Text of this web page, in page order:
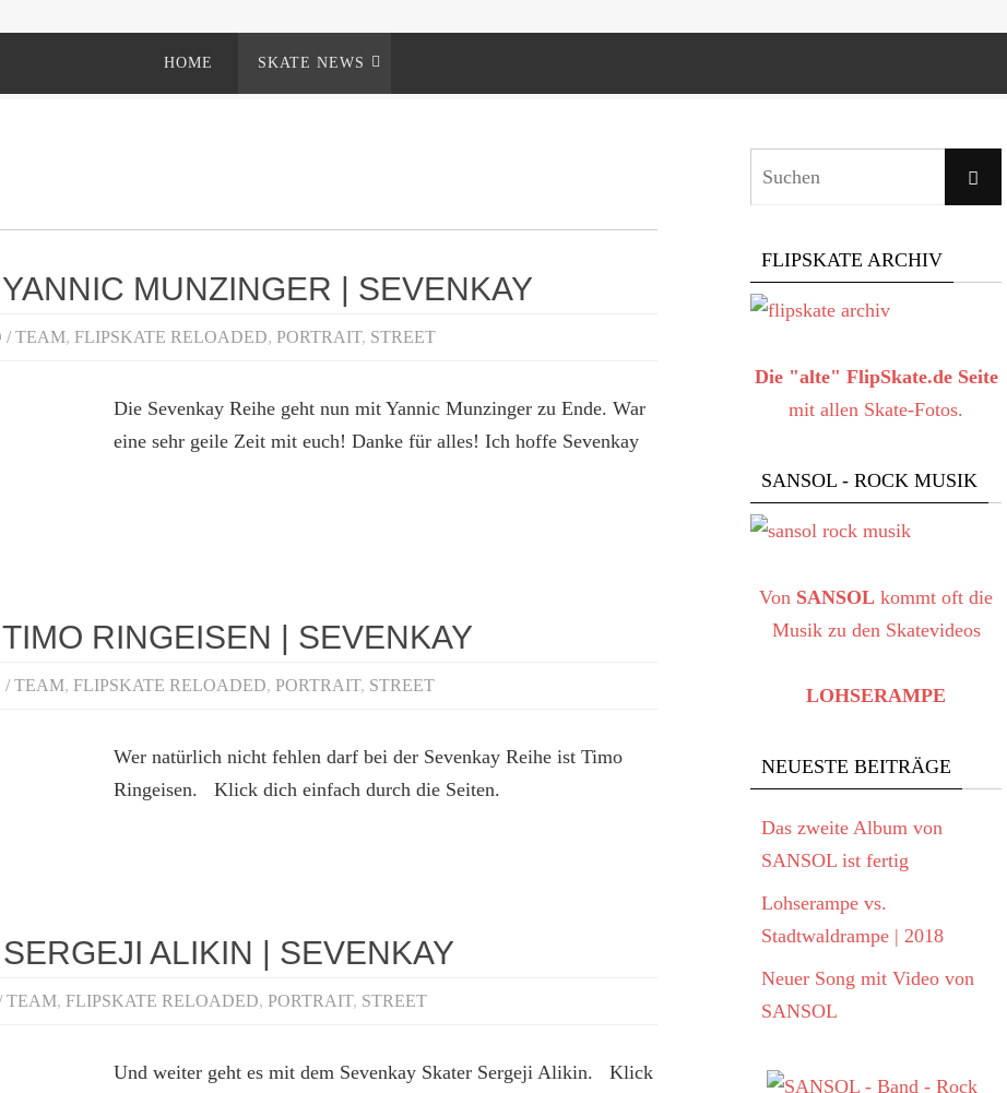
HOME SKATE NEWS
MUNZINGER | SEVENKAY
/ TEAM, FLIPSKATE RELOADED, PORTRAIT, STREET
Die Sevenkay Reihe geht nun mit Yannic Munzinger zu Ende. War
eine sehr geile Zeit mit euch! Danke für alles! Ich hoffe Sevenkay
RINGEISEN | SEVENKAY
/ TEAM, FLIPSKATE RELOADED, PORTRAIT, STREET
Wer natürlich nicht fehlen darf bei der Sevenkay Reihe ist Timo
Ringeisen. Klick dich einfach durch die Seiten.
ALIKIN | SEVENKAY
TEAM, FLIPSKATE RELOADED, PORTRAIT, STREET
Und weiter geht es mit dem Sevenkay Skater Sergeji Alikin. Klick
FLIPSKATE ARCHIV
Die "alte" FlipSkate.de Seite
mit allen Skate-Fotos.
SANSOL - ROCK MUSIK
Von SANSOL kommt oft die
Musik zu den Skatevideos
LOHSERAMPE
NEUESTE BEITRÄGE
Das zweite Album von
SANSOL ist fertig
Lohserampe vs.
Stadtwaldrampe | 2018
Neuer Song mit Video von
SANSOL